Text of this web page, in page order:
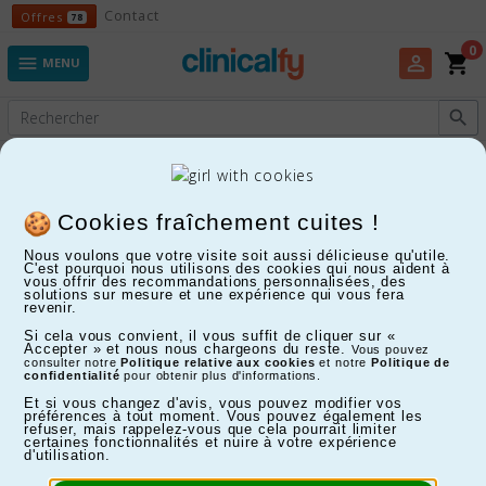
Cookies fraîchement cuites !
Nous voulons que votre visite soit aussi délicieuse qu'utile.
C'est pourquoi nous utilisons des cookies qui nous aident à
vous offrir des recommandations personnalisées, des
solutions sur mesure et une expérience qui vous fera
revenir.
Si cela vous convient, il vous suffit de cliquer sur «
Accepter » et nous nous chargeons du reste.
Vous pouvez
consulter notrePolitique relative aux cookies et notrePolitique de
confidentialité pour obtenir plus d'informations.
Et si vous changez d'avis, vous pouvez modifier vos
préférences à tout moment. Vous pouvez également les
refuser, mais rappelez-vous que cela pourrait limiter
certaines fonctionnalités et nuire à votre expérience
d'utilisation.
Offres 78 OffresContact
 MENU perm_identity shopping_cart
0
